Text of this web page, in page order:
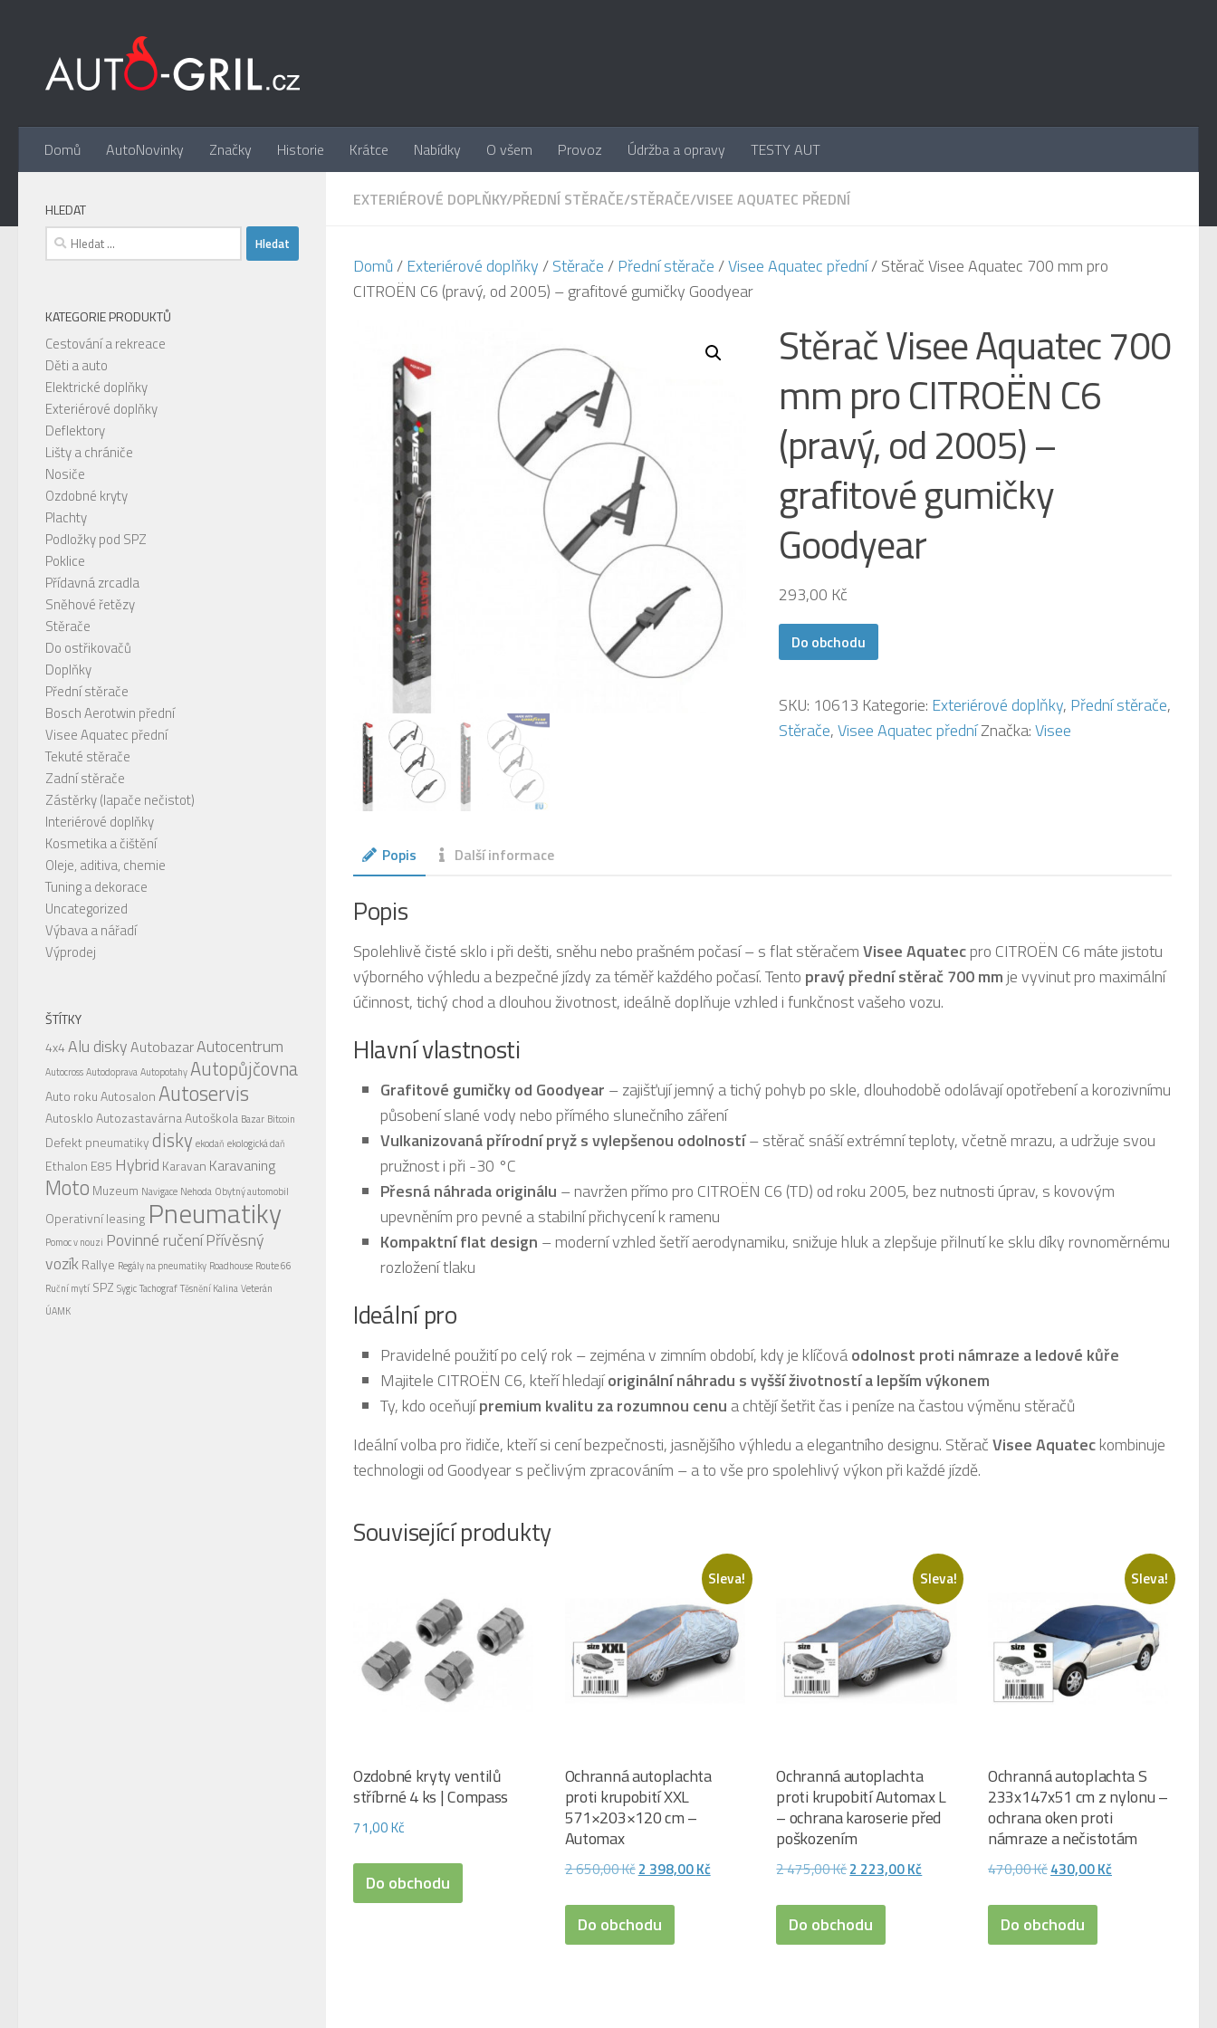
Domů AutoNovinky Značky Historie Krátce Nabídky O všem Provoz Údržba a opravy TESTY AUT
EXTERIÉROVÉ DOPLŇKY/PŘEDNÍ STĚRAČE/STĚRAČE/VISEE AQUATEC PŘEDNÍ
Domů/Exteriérové doplňky/Stěrače/Přední stěrače/Visee Aquatec přední/ Stěrač Visee Aquatec 700 mm pro
CITROËN C6 (pravý, od 2005) – grafitové gumičky Goodyear
Stěrač Visee Aquatec 700
mm pro CITROËN C6
(pravý, od 2005) –
grafitové gumičky
Goodyear
293,00 Kč
Do obchodu
SKU: 10613 Kategorie: Exteriérové doplňky, Přední stěrače,
Stěrače,Visee Aquatec předníZnačka:Visee
Popis Další informace
Popis
Spolehlivě čisté sklo i při dešti, sněhu nebo prašném počasí – s flat stěračemVisee Aquatecpro CITROËN C6 máte jistotu
výborného výhledu a bezpečné jízdy za téměř každého počasí. Tento pravý přední stěrač 700 mmje vyvinut pro maximální
účinnost, tichý chod a dlouhou životnost, ideálně doplňuje vzhled i funkčnost vašeho vozu.
Hlavní vlastnosti
Grafitové gumičky od Goodyear – zajišťují jemný a tichý pohyb po skle, dlouhodobě odolávají opotřebení a korozivnímu
působení slané vody nebo přímého slunečního záření
Vulkanizovaná přírodní pryž s vylepšenou odolností– stěrač snáší extrémní teploty, včetně mrazu, a udržuje svou
pružnost i při -30 °C
Přesná náhrada originálu – navržen přímo pro CITROËN C6 (TD) od roku 2005, bez nutnosti úprav, s kovovým
upevněním pro pevné a stabilní přichycení k ramenu
Kompaktní flat design – moderní vzhled šetří aerodynamiku, snižuje hluk a zlepšuje přilnutí ke sklu díky rovnoměrnému
rozložení tlaku
Ideální pro
Pravidelné použití po celý rok – zejména v zimním období, kdy je klíčováodolnost proti námraze a ledové kůře
Majitele CITROËN C6, kteří hledajíoriginální náhradu s vyšší životností a lepším výkonem
Ty, kdo oceňujípremium kvalitu za rozumnou cenu a chtějí šetřit čas i peníze na častou výměnu stěračů
Ideální volba pro řidiče, kteří si cení bezpečnosti, jasnějšího výhledu a elegantního designu. StěračVisee Aquateckombinuje
technologii od Goodyear s pečlivým zpracováním – a to vše pro spolehlivý výkon při každé jízdě.
Související produkty
Ozdobné kryty ventilů
stříbrné 4 ks | Compass
71,00Kč
Do obchodu
Sleva!
Ochranná autoplachta
proti krupobití XXL
571×203×120 cm –
Automax
2 650,00KčPůvodní
byla:
2
2 398,00KčAktuální
Do obchodu
Sleva!
Ochranná autoplachta
proti krupobití Automax L
– ochrana karoserie před
poškozením
2 475,00KčPůvodní
byla:
2
2 223,00KčAktuální
Do obchodu
Sleva!
Ochranná autoplachta S
233x147x51 cm z nylonu –
ochrana oken proti
námraze a nečistotám
470,00KčPůvodní
byla:
470,00 Kč.
430,00KčAktuální
Do obchodu
HLEDAT
Vyhledávání
KATEGORIE PRODUKTŮ
Cestování a rekreace
Děti a auto
Elektrické doplňky
Exteriérové doplňky
Deflektory
Lišty a chrániče
Nosiče
Ozdobné kryty
Plachty
Podložky pod SPZ
Poklice
Přídavná zrcadla
Sněhové řetězy
Stěrače
Do ostřikovačů
Doplňky
Přední stěrače
Bosch Aerotwin přední
Visee Aquatec přední
Tekuté stěrače
Zadní stěrače
Zástěrky (lapače nečistot)
Interiérové doplňky
Kosmetika a čištění
Oleje, aditiva, chemie
Tuning a dekorace
Uncategorized
Výbava a nářadí
Výprodej
ŠTÍTKY
4x4Alu diskyAutobazarAutocentrum
AutocrossAutodopravaAutopotahyAutopůjčovna
Auto rokuAutosalonAutoservis
AutoskloAutozastavárnaAutoškola Bazar Bitcoin
Defekt pneumatikydisky ekodaň ekologická daň
Ethalon E85 Hybrid Karavan Karavaning
Moto Muzeum Navigace Nehoda Obytný automobil
Operativní leasing Pneumatiky
Pomoc v nouzi Povinné ručeníPřívěsný
vozíkRallye Regály na pneumatiky Roadhouse Route 66
Ruční mytí SPZ SygicTachografTěsnění KalinaVeterán
ÚAMK